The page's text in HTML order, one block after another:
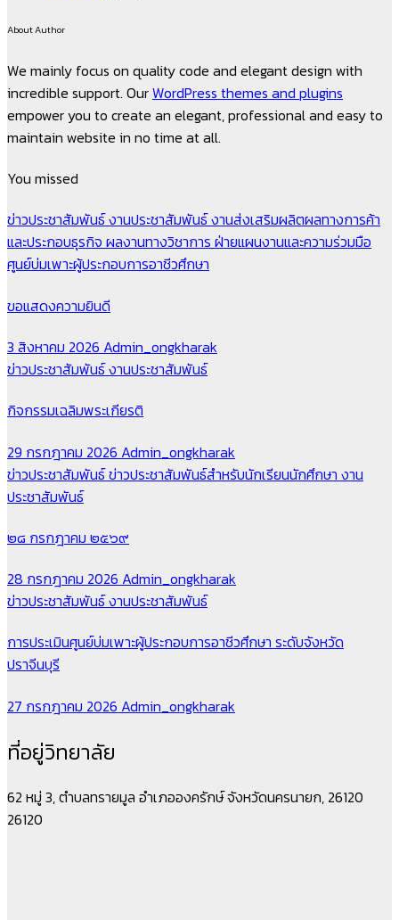
About Author
We mainly focus on quality code and elegant design with
incredible support. OurWordPress themes and plugins
empower you to create an elegant, professional and easy to
maintain website in no time at all.
You missed
ข่าวประชาสัมพันธ์งานประชาสัมพันธ์งานส่งเสริมผลิตผลทางการค้า
และประกอบธุรกิจ ผลงานทางวิชาการ ฝ่ายแผนงานและความร่วมมือ
ศูนย์บ่มเพาะผู้ประกอบการอาชีวศึกษา
ขอแสดงความยินดี
3 สิงหาคม 2026 Admin_ongkharak
ข่าวประชาสัมพันธ์งานประชาสัมพันธ์
กิจกรรมเฉลิมพระเกียรติ
29 กรกฎาคม 2026 Admin_ongkharak
ข่าวประชาสัมพันธ์ข่าวประชาสัมพันธ์สำหรับนักเรียนนักศึกษา งาน
ประชาสัมพันธ์
๒๘ กรกฎาคม ๒๕๖๙
28 กรกฎาคม 2026 Admin_ongkharak
ข่าวประชาสัมพันธ์งานประชาสัมพันธ์
การประเมินศูนย์บ่มเพาะผู้ประกอบการอาชีวศึกษา ระดับจังหวัด
ปราจีนบุรี
27 กรกฎาคม 2026 Admin_ongkharak
ที่อยู่วิทยาลัย
62 หมู่ 3, ตำบลทรายมูล อำเภอองครักษ์ จังหวัดนครนายก, 26120
26120